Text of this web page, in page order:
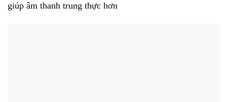
giúp âm thanh trung thực hơn